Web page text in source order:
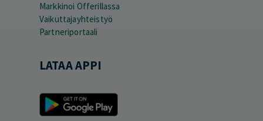
Markkinoi Offerillassa
Vaikuttajayhteistyö
Partneriportaali
LATAA APPI